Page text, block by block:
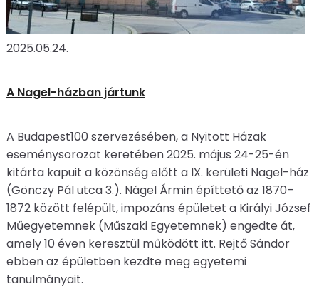
2025.05.24.
A Nagel-házban jártunk
A Budapest100 szervezésében, a Nyitott Házak
eseménysorozat keretében 2025. május 24-25-én
kitárta kapuit a közönség előtt a IX. kerületi Nagel-ház
(Gönczy Pál utca 3.). Nágel Ármin építtető az 1870–
1872 között felépült, impozáns épületet a Királyi József
Műegyetemnek (Műszaki Egyetemnek) engedte át,
amely 10 éven keresztül működött itt. Rejtő Sándor
ebben az épületben kezdte meg egyetemi
tanulmányait.